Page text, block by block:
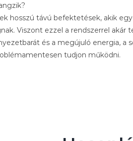
hosszú távú befektetések, akik
Viszont ezzel a rendszerrel
és a megújuló energia, a
tudjon működni.